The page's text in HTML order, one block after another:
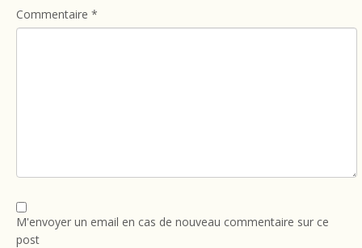
Commentaire *
M'envoyer un email en cas de nouveau commentaire sur ce
post